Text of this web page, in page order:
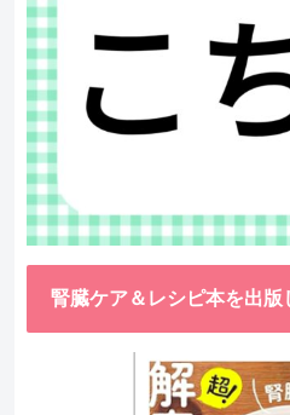
腎臓ケア＆レシピ本を出版